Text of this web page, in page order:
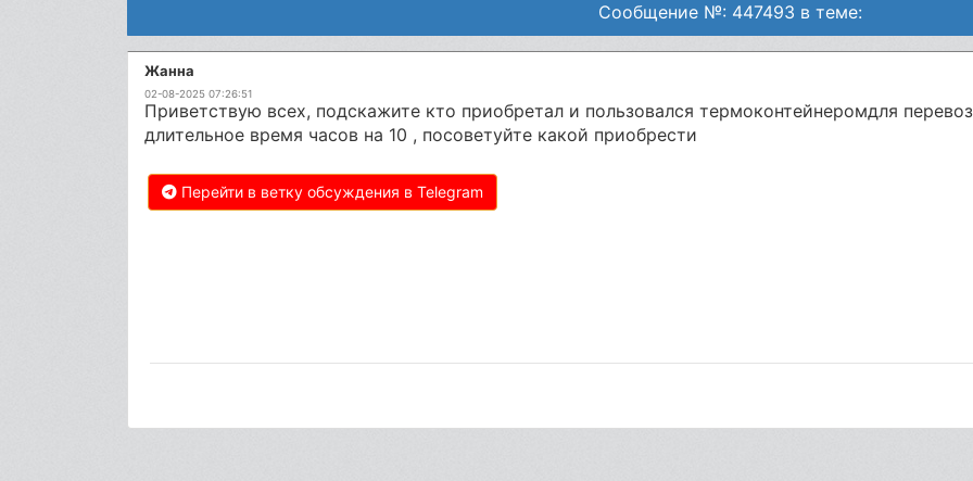
Сообщение №: 447493 в теме:
Жанна
02-08-2025 07:26:51
Приветствую всех, подскажите кто приобретал и пользовался термоконтейнеромдля
длительное время часов на 10 , посоветуйте какой приобрести
Перейти в ветку обсуждения в Telegram